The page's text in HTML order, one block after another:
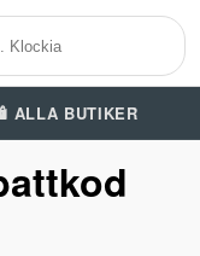
ALLA BUTIKER